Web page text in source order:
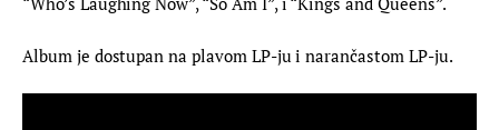
Album je dostupan na plavom LP-ju i narančastom LP-ju.